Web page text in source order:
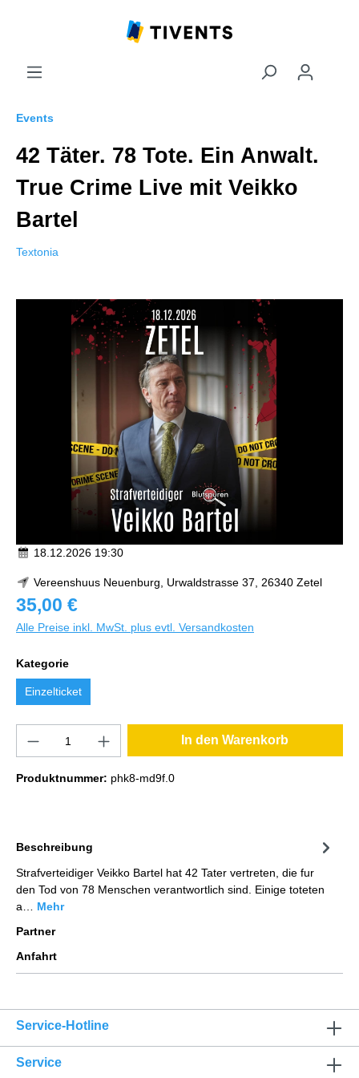
Events
42 Täter. 78 Tote. Ein Anwalt.
True Crime Live mit Veikko
Bartel
Textonia
18.12.2026 19:30
Vereenshuus Neuenburg, Urwaldstrasse 37, 26340 Zetel
35,00 €
Alle Preise inkl. MwSt. plus evtl. Versandkosten
Kategorie
Einzelticket
In den Warenkorb
Produktnummer: phk8-md9f.0
Beschreibung
Strafverteidiger Veikko Bartel hat 42 Tater vertreten, die fur
den Tod von 78 Menschen verantwortlich sind. Einige toteten
a… Mehr
Partner
Anfahrt
Service-Hotline
Service